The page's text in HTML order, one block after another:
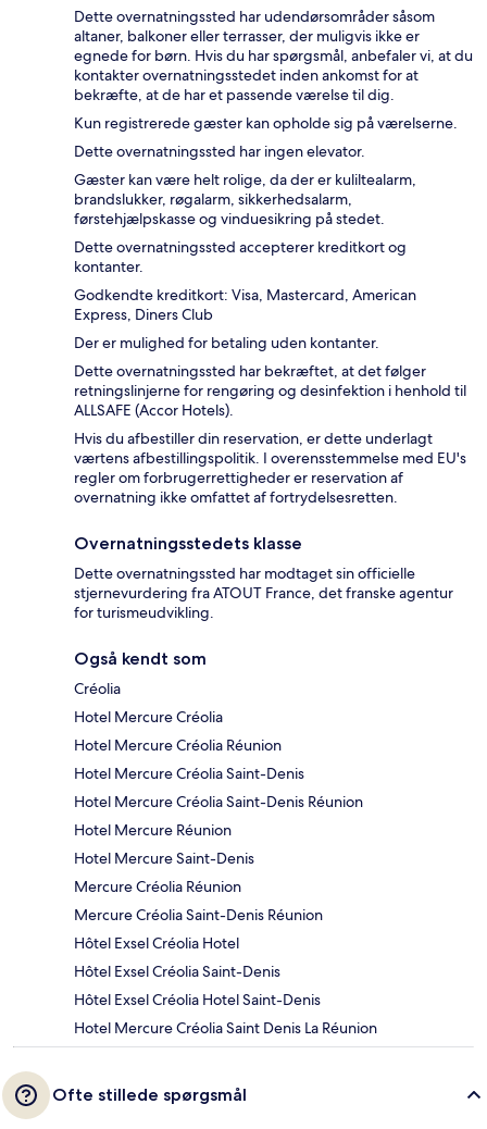
Dette overnatningssted har udendørsområder såsom
altaner, balkoner eller terrasser, der muligvis ikke er
egnede for børn. Hvis du har spørgsmål, anbefaler vi, at du
kontakter overnatningsstedet inden ankomst for at
bekræfte, at de har et passende værelse til dig.
Kun registrerede gæster kan opholde sig på værelserne.
Dette overnatningssted har ingen elevator.
Gæster kan være helt rolige, da der er kuliltealarm,
brandslukker, røgalarm, sikkerhedsalarm,
førstehjælpskasse og vinduesikring på stedet.
Dette overnatningssted accepterer kreditkort og
kontanter.
Godkendte kreditkort: Visa, Mastercard, American
Express, Diners Club
Der er mulighed for betaling uden kontanter.
Dette overnatningssted har bekræftet, at det følger
retningslinjerne for rengøring og desinfektion i henhold til
ALLSAFE (Accor Hotels).
Hvis du afbestiller din reservation, er dette underlagt
værtens afbestillingspolitik. I overensstemmelse med EU's
regler om forbrugerrettigheder er reservation af
overnatning ikke omfattet af fortrydelsesretten.
Overnatningsstedets klasse
Dette overnatningssted har modtaget sin officielle
stjernevurdering fra ATOUT France, det franske agentur
for turismeudvikling.
Også kendt som
Créolia
Hotel Mercure Créolia
Hotel Mercure Créolia Réunion
Hotel Mercure Créolia Saint-Denis
Hotel Mercure Créolia Saint-Denis Réunion
Hotel Mercure Réunion
Hotel Mercure Saint-Denis
Mercure Créolia Réunion
Mercure Créolia Saint-Denis Réunion
Hôtel Exsel Créolia Hotel
Hôtel Exsel Créolia Saint-Denis
Hôtel Exsel Créolia Hotel Saint-Denis
Hotel Mercure Créolia Saint Denis La Réunion
Ofte stillede spørgsmål